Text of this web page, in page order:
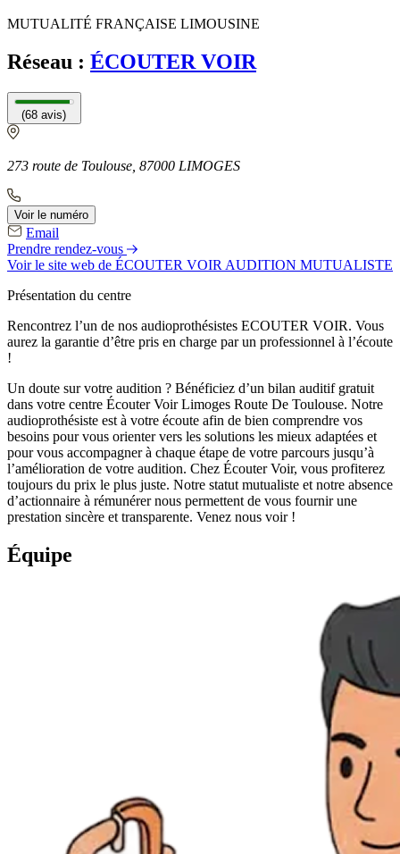
MUTUALITÉ FRANÇAISE LIMOUSINE
Réseau : ÉCOUTER VOIR
(68 avis)
273 route de Toulouse, 87000 LIMOGES
Voir le numéro
Email
Prendre rendez-vous
Voir le site web de ÉCOUTER VOIR AUDITION MUTUALISTE
Présentation du centre
Rencontrez l’un de nos audioprothésistes ECOUTER VOIR. Vous
aurez la garantie d’être pris en charge par un professionnel à l’écoute
!
Un doute sur votre audition ? Bénéficiez d’un bilan auditif gratuit
dans votre centre Écouter Voir Limoges Route De Toulouse. Notre
audioprothésiste est à votre écoute afin de bien comprendre vos
besoins pour vous orienter vers les solutions les mieux adaptées et
pour vous accompagner à chaque étape de votre parcours jusqu’à
l’amélioration de votre audition. Chez Écouter Voir, vous profiterez
toujours du prix le plus juste. Notre statut mutualiste et notre absence
d’actionnaire à rémunérer nous permettent de vous fournir une
prestation sincère et transparente. Venez nous voir !
Équipe